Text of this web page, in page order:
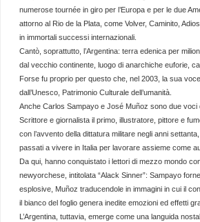
numerose tournée in giro per l’Europa e per le due
attorno al Rio de la Plata, come Volver, Caminito,
in immortali successi internazionali.
Cantò, soprattutto, l’Argentina: terra edenica per
dal vecchio continente, luogo di anarchiche euforie,
Forse fu proprio per questo che, nel 2003, la sua
dall’Unesco, Patrimonio Culturale dell’umanità.
Anche Carlos Sampayo e José Muñoz sono due voci
Scrittore e giornalista il primo, illustratore, pittore e
con l’avvento della dittatura militare negli anni
passati a vivere in Italia per lavorare assieme come
Da qui, hanno conquistato i lettori di mezzo mondo
newyorchese, intitolata “Alack Sinner”: Sampayo
esplosive, Muñoz traducendole in immagini in cui il
il bianco del foglio genera inedite emozioni ed effetti
L’Argentina, tuttavia, emerge come una languida